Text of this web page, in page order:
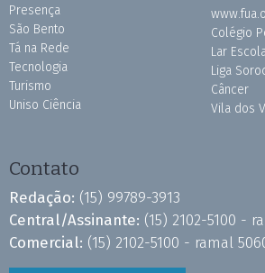
Presença
São Bento
Tá na Rede
Tecnologia
Turismo
Uniso Ciência
Colégio
Lar
Liga
Câncer
Vila dos
Contato
Redação: (15) 99789-3913
Central/Assinante: (15) 2102-5100 -
Comercial: (15) 2102-5100 - ramal